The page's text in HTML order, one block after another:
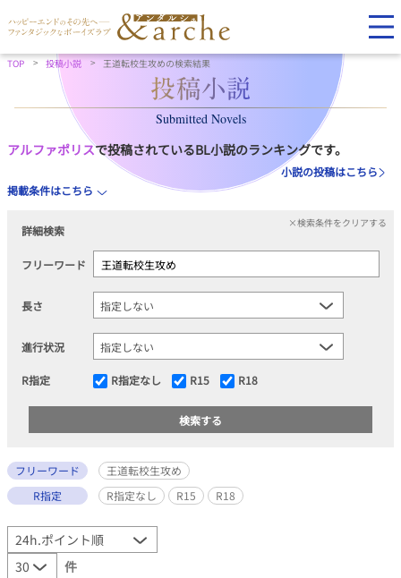
TOP 投稿小説 王道転校生攻めの検索結果
Submitted Novels
アルファポリスで投稿されているBL小説のランキングです。
小説の投稿はこちら
掲載条件はこちら
詳細検索
×検索条件をクリアする
フリーワード
長さ
進行状況
R指定 R指定なし R15 R18
フリーワード
王道転校生攻め
R指定
R指定なし R15 R18
件